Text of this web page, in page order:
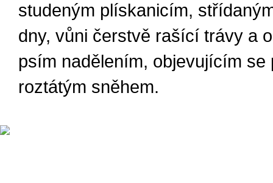
studeným plískanicím,
dny, vůni čerstvě rašící trávy a
psím nadělením, objevujícím se
roztátým sněhem.